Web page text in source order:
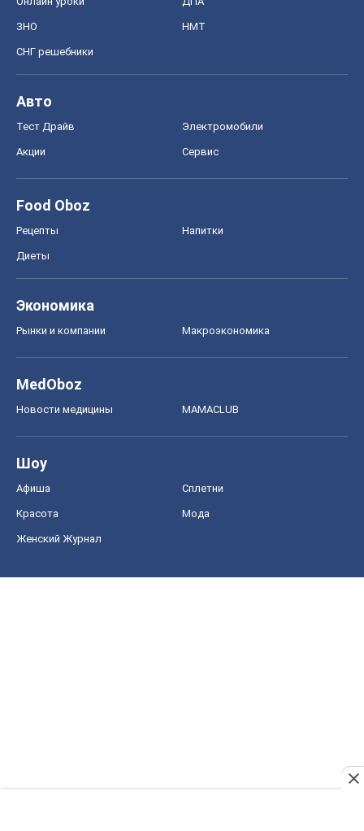
ЗНО НМТ
СНГ решебники
Авто
Тест Драйв Электромобили
Акции Сервис
Food Oboz
Рецепты Напитки
Диеты
Экономика
Рынки и компании Mакроэкономика
MedOboz
Новости медицины MAMACLUB
Шоу
Афиша Сплетни
Красота Мода
Женский Журнал